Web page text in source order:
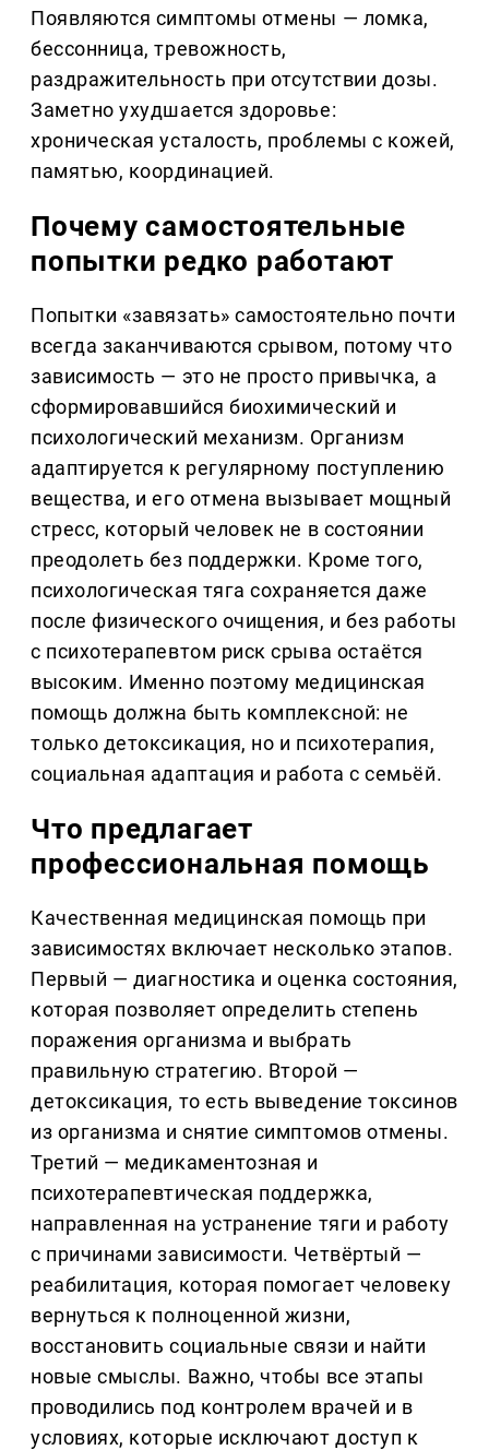
Появляются симптомы отмены — ломка,
бессонница, тревожность,
раздражительность при отсутствии дозы.
Заметно ухудшается здоровье:
хроническая усталость, проблемы с кожей,
памятью, координацией.
Почему самостоятельные
попытки редко работают
Попытки «завязать» самостоятельно почти
всегда заканчиваются срывом, потому что
зависимость — это не просто привычка, а
сформировавшийся биохимический и
психологический механизм. Организм
адаптируется к регулярному поступлению
вещества, и его отмена вызывает мощный
стресс, который человек не в состоянии
преодолеть без поддержки. Кроме того,
психологическая тяга сохраняется даже
после физического очищения, и без работы
с психотерапевтом риск срыва остаётся
высоким. Именно поэтому медицинская
помощь должна быть комплексной: не
только детоксикация, но и психотерапия,
социальная адаптация и работа с семьёй.
Что предлагает
профессиональная помощь
Качественная медицинская помощь при
зависимостях включает несколько этапов.
Первый — диагностика и оценка состояния,
которая позволяет определить степень
поражения организма и выбрать
правильную стратегию. Второй —
детоксикация, то есть выведение токсинов
из организма и снятие симптомов отмены.
Третий — медикаментозная и
психотерапевтическая поддержка,
направленная на устранение тяги и работу
с причинами зависимости. Четвёртый —
реабилитация, которая помогает человеку
вернуться к полноценной жизни,
восстановить социальные связи и найти
новые смыслы. Важно, чтобы все этапы
проводились под контролем врачей и в
условиях, которые исключают доступ к